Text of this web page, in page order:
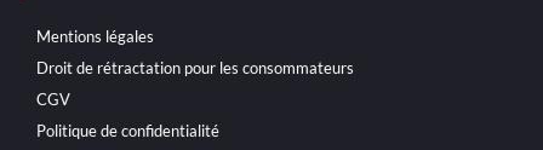
Mentions légales
Droit de rétractation pour les consommateurs
CGV
Politique de confidentialité